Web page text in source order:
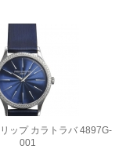
ップ カラトラバ 4897G-
001